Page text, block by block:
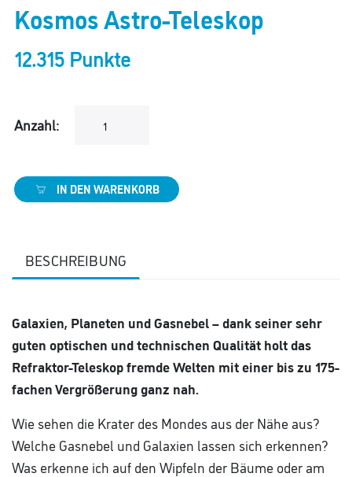
Kosmos Astro-Teleskop
12.315 Punkte
Anzahl:
IN DEN WARENKORB
BESCHREIBUNG
Galaxien, Planeten und Gasnebel – dank seiner sehr
guten optischen und technischen Qualität holt das
Refraktor-Teleskop fremde Welten mit einer bis zu 175-
fachen Vergrößerung ganz nah.
Wie sehen die Krater des Mondes aus der Nähe aus?
Welche Gasnebel und Galaxien lassen sich erkennen?
Was erkenne ich auf den Wipfeln der Bäume oder am